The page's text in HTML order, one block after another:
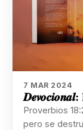
7 MAR 2024
Proverbios
pero se